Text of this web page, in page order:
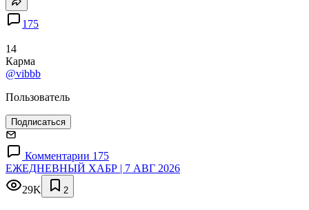
175
14
Карма
@vibbb
Пользователь
Подписаться
Комментарии 175
ЕЖЕДНЕВНЫЙ ХАБР | 7 АВГ 2026
29K
2